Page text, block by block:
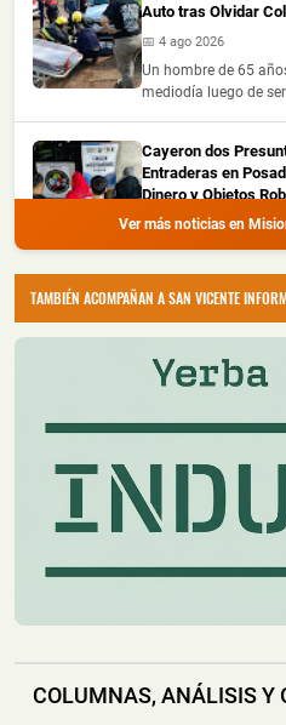
Auto tras Olvidar
📅 4 ago 2026
Un hombre de 65
mediodía luego de
Cayeron dos
Entraderas en
Dinero y Objetos
📅 4 ago 2026
La Policía de
amplio prontuario
Recuperaron
un Joven en Oberá
📅 4 ago 2026
una motoguadaña
Montecarlo:
un Camión sobre la
Un camión sufrió un
📅 4 ago 2026
Ver más noticias en
TAMBIÉN ACOMPAÑAN A SAN VICENTE
COLUMNAS, ANÁLISIS Y